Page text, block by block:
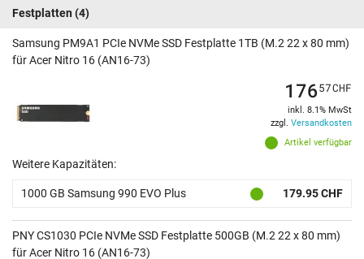
Festplatten (4)
Samsung PM9A1 PCIe NVMe SSD Festplatte 1TB (M.2 22 x 80 mm)
für Acer Nitro 16 (AN16-73)
Artikel verfügbar
17657CHF
inkl. 8.1% MwSt
zzgl. Versandkosten
Weitere Kapazitäten:
1000 GB Samsung 990 EVO Plus 179.95 CHF
PNY CS1030 PCIe NVMe SSD Festplatte 500GB (M.2 22 x 80 mm)
für Acer Nitro 16 (AN16-73)